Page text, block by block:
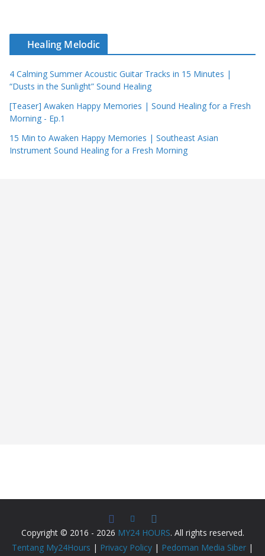
Healing Melodic
4 Calming Summer Acoustic Guitar Tracks in 15 Minutes |
“Dusts in the Sunlight” Sound Healing
[Teaser] Awaken Happy Memories | Sound Healing for a Fresh
Morning - Ep.1
15 Min to Awaken Happy Memories | Southeast Asian
Instrument Sound Healing for a Fresh Morning
Copyright © 2016 - 2026 MY24 HOURS. All rights reserved.
Tentang My24Hours | Privacy Policy | Pedoman Media Siber |